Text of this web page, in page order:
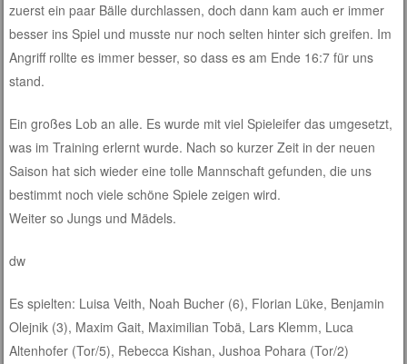
zuerst ein paar Bälle durchlassen, doch dann kam auch er immer
besser ins Spiel und musste nur noch selten hinter sich greifen. Im
Angriff rollte es immer besser, so dass es am Ende 16:7 für uns
stand.
Ein großes Lob an alle. Es wurde mit viel Spieleifer das umgesetzt,
was im Training erlernt wurde. Nach so kurzer Zeit in der neuen
Saison hat sich wieder eine tolle Mannschaft gefunden, die uns
bestimmt noch viele schöne Spiele zeigen wird.
Weiter so Jungs und Mädels.
dw
Es spielten: Luisa Veith, Noah Bucher (6), Florian Lüke, Benjamin
Olejnik (3), Maxim Gait, Maximilian Tobä, Lars Klemm, Luca
Altenhofer (Tor/5), Rebecca Kishan, Jushoa Pohara (Tor/2)